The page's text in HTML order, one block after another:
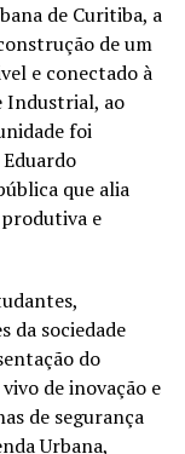
de Curitiba, a
de um
e conectado à
Industrial, ao
foi
que alia
e
da sociedade
do
de inovação e
de segurança
Urbana,